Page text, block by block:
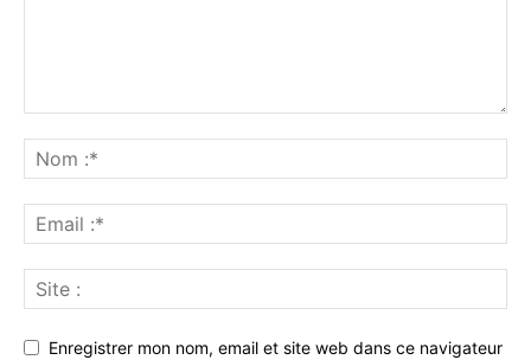
Enregistrer mon nom, email et site web dans ce navigateur